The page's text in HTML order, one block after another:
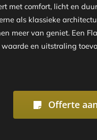
met comfort, licht en
als klassieke
van geniet. Een
en uitstraling
Offerte